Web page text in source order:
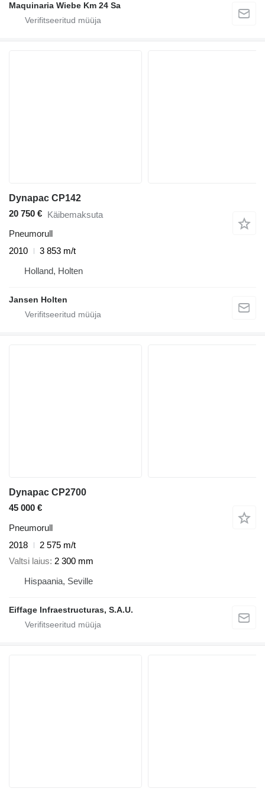
Maquinaria Wiebe Km 24 Sa
Dynapac CP142
20 750 € Käibemaksuta
Pneumorull
2010
3 853 m/t
Holland, Holten
Jansen Holten
Dynapac CP2700
45 000 €
Pneumorull
2018
2 575 m/t
Valtsi laius 2 300 mm
Hispaania, Seville
Eiffage Infraestructuras, S.A.U.